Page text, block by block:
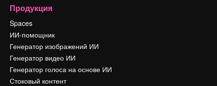
Продукция
Spaces
ИИ-помощник
Генератор изображений ИИ
Генератор видео ИИ
Генератор голоса на основе ИИ
Стоковый контент